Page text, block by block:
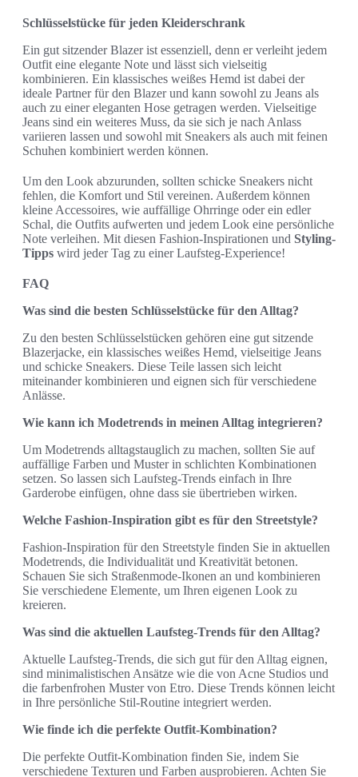
Schlüsselstücke für jeden Kleiderschrank
Ein gut sitzender Blazer ist essenziell, denn er verleiht jedem
Outfit eine elegante Note und lässt sich vielseitig
kombinieren. Ein klassisches weißes Hemd ist dabei der
ideale Partner für den Blazer und kann sowohl zu Jeans als
auch zu einer eleganten Hose getragen werden. Vielseitige
Jeans sind ein weiteres Muss, da sie sich je nach Anlass
variieren lassen und sowohl mit Sneakers als auch mit feinen
Schuhen kombiniert werden können.
Um den Look abzurunden, sollten schicke Sneakers nicht
fehlen, die Komfort und Stil vereinen. Außerdem können
kleine Accessoires, wie auffällige Ohrringe oder ein edler
Schal, die Outfits aufwerten und jedem Look eine persönliche
Note verleihen. Mit diesen Fashion-Inspirationen und Styling-
Tipps wird jeder Tag zu einer Laufsteg-Experience!
FAQ
Was sind die besten Schlüsselstücke für den Alltag?
Zu den besten Schlüsselstücken gehören eine gut sitzende
Blazerjacke, ein klassisches weißes Hemd, vielseitige Jeans
und schicke Sneakers. Diese Teile lassen sich leicht
miteinander kombinieren und eignen sich für verschiedene
Anlässe.
Wie kann ich Modetrends in meinen Alltag integrieren?
Um Modetrends alltagstauglich zu machen, sollten Sie auf
auffällige Farben und Muster in schlichten Kombinationen
setzen. So lassen sich Laufsteg-Trends einfach in Ihre
Garderobe einfügen, ohne dass sie übertrieben wirken.
Welche Fashion-Inspiration gibt es für den Streetstyle?
Fashion-Inspiration für den Streetstyle finden Sie in aktuellen
Modetrends, die Individualität und Kreativität betonen.
Schauen Sie sich Straßenmode-Ikonen an und kombinieren
Sie verschiedene Elemente, um Ihren eigenen Look zu
kreieren.
Was sind die aktuellen Laufsteg-Trends für den Alltag?
Aktuelle Laufsteg-Trends, die sich gut für den Alltag eignen,
sind minimalistischen Ansätze wie die von Acne Studios und
die farbenfrohen Muster von Etro. Diese Trends können leicht
in Ihre persönliche Stil-Routine integriert werden.
Wie finde ich die perfekte Outfit-Kombination?
Die perfekte Outfit-Kombination finden Sie, indem Sie
verschiedene Texturen und Farben ausprobieren. Achten Sie